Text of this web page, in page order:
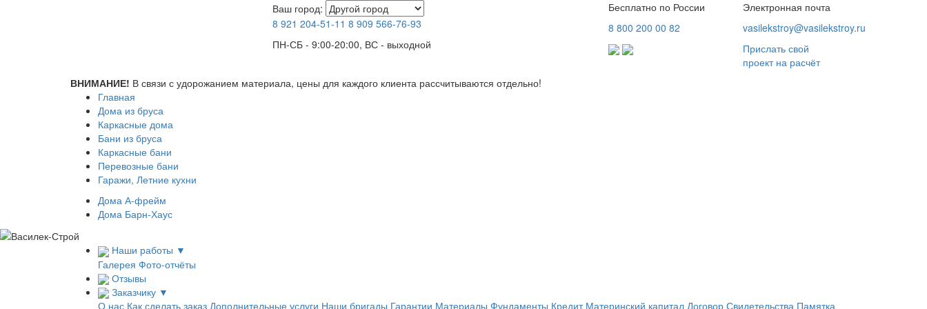
Ваш город:
8 921 204-51-11 8 909 566-76-93
ПН-СБ - 9:00-20:00, ВС - выходной
Бесплатно по России
8 800 200 00 82
Электронная почта
vasilekstroy@vasilekstroy.ru
Прислать свой
проект на расчёт
ВНИМАНИЕ! В связи с удорожанием материала, цены для каждого клиента рассчитываются отдельно!
Главная
Дома из бруса
Каркасные дома
Бани из бруса
Каркасные бани
Перевозные бани
Гаражи, Летние кухни
Дома А-фрейм
Дома Барн-Хаус
Наши работы ▼
Галерея Фото-отчёты
Отзывы
Заказчику ▼
О нас Как сделать заказ Дополнительные услуги Наши бригады Гарантии Материалы Фундаменты Кредит Материнский капитал Договор Свидетельства Памятка